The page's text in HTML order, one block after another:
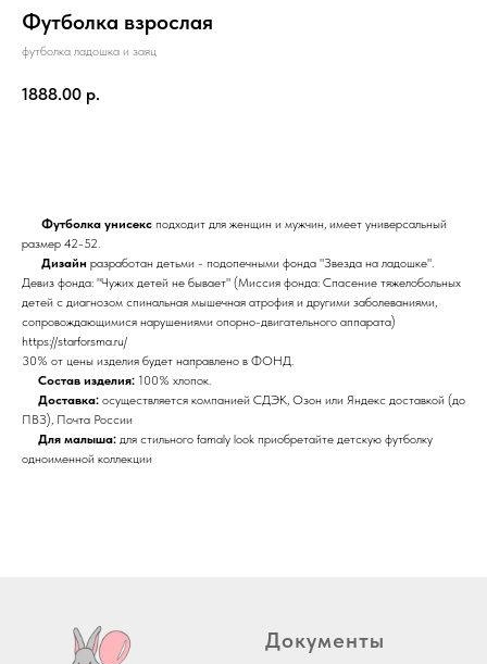
Футболка взрослая
футболка ладошка и заяц
1888.00 р.
Футболка унисекс подходит для женщин и мужчин, имеет универсальный
размер 42-52.
Дизайн разработан детьми - подопечными фонда "Звезда на ладошке".
Девиз фонда: "Чужих детей не бывает" (Миссия фонда: Спасение тяжелобольных
детей с диагнозом спинальная мышечная атрофия и другими заболеваниями,
сопровождающимися нарушениями опорно-двигательного аппарата)
https://starforsma.ru/
30% от цены изделия будет направлено в ФОНД.
Состав изделия: 100% хлопок.
Доставка: осуществляется компанией СДЭК, Озон или Яндекс доставкой (до
ПВЗ), Почта России
Для малыша: для стильного famaly look приобретайте детскую футболку
одноименной коллекции
Документы